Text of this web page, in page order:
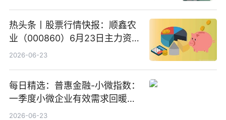
热头条丨股票行情快报：顺鑫农
业（000860）6月23日主力资
金净卖出388.22万元
2026-06-23
每日精选：普惠金融-小微指数：
一季度小微企业有效需求回暖，
金融服务迈向可持续发展新阶段
2026-06-23